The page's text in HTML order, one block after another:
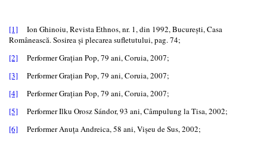
[1] Ion Ghinoiu, Revista Ethnos, nr. 1, din 1992, București, Casa
Românească. Sosirea și plecarea sufletutului, pag. 74;
[2] Performer Grațian Pop, 79 ani, Coruia, 2007;
[3] Performer Grațian Pop, 79 ani, Coruia, 2007;
[4] Performer Grațian Pop, 79 ani, Coruia, 2007;
[5] Performer Ilku Orosz Sándor, 93 ani, Câmpulung la Tisa, 2002;
[6] Performer Anuța Andreica, 58 ani, Vișeu de Sus, 2002;